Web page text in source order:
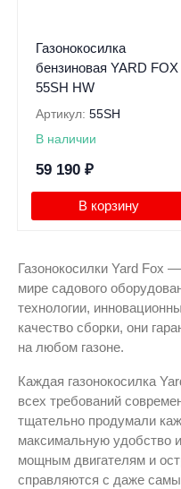
Газонокосилка
бензиновая YARD FOX
55SH HW
Артикул: 55SH
В наличии
59 190 ₽
В корзину
Газонокосилки Yard Fox
мире садового
технологии,
качество сборки, они
на любом газоне.
Каждая газонокосилка
всех требований
тщательно продумали
максимальную удобство
мощным двигателям и
справляются с даже